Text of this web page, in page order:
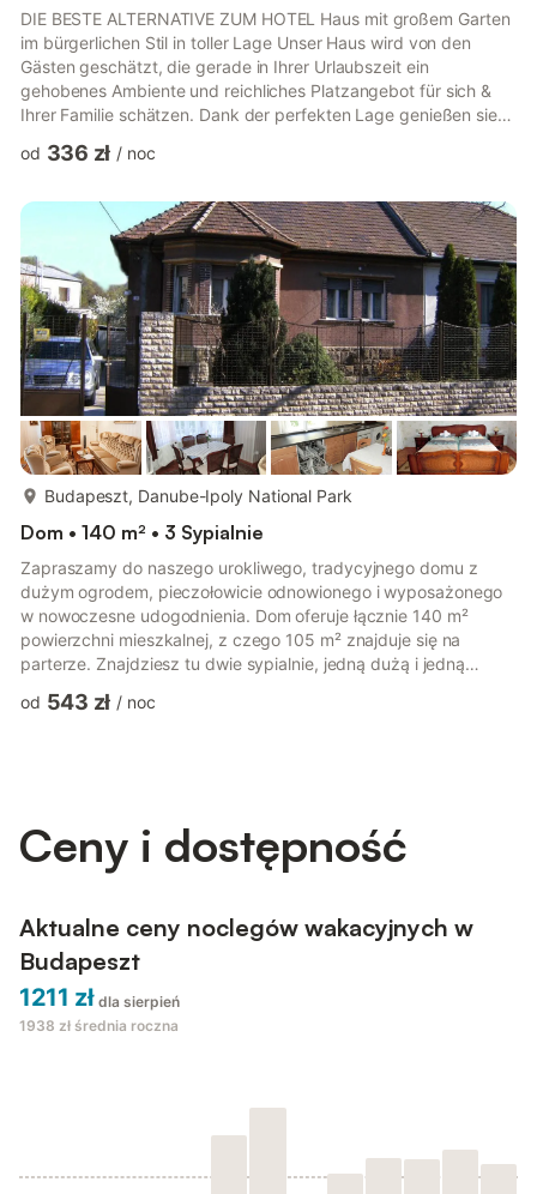
DIE BESTE ALTERNATIVE ZUM HOTEL Haus mit großem Garten
im bürgerlichen Stil in toller Lage Unser Haus wird von den
Gästen geschätzt, die gerade in Ihrer Urlaubszeit ein
gehobenes Ambiente und reichliches Platzangebot für sich &
Ihrer Familie schätzen. Dank der perfekten Lage genießen sie
bei der Einrichtung und Möblierung sehr auf einen gehobenen
verfügt über zwei Schlafzimmer in unterem Bereich, davon ein
großes und ein kleineres, jeweils mit Doppelbetten. Im 25 m² ...
od 336 zł / noc
Budapeszt, Danube-Ipoly National Park
Dom • 140 m² • 3 Sypialnie
Zapraszamy do naszego urokliwego, tradycyjnego domu z
dużym ogrodem, pieczołowicie odnowionego i wyposażonego
w nowoczesne udogodnienia. Dom oferuje łącznie 140 m²
powierzchni mieszkalnej, z czego 105 m² znajduje się na
parterze. Znajdziesz tu dwie sypialnie, jedną dużą i jedną
sztukaterią i pięknym oknem wykuszowym stanowi główną
od 543 zł / noc
Ceny i dostępność
Aktualne ceny noclegów wakacyjnych w
Budapeszt
1211 zł dla sierpień
1938 zł średnia roczna